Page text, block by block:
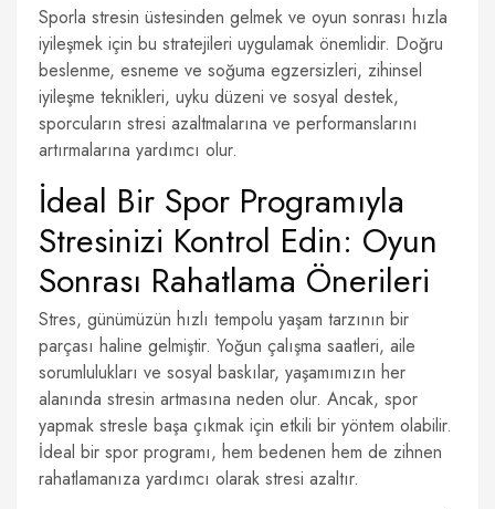
Sporla stresin üstesinden gelmek ve oyun sonrası hızla
iyileşmek için bu stratejileri uygulamak önemlidir. Doğru
beslenme, esneme ve soğuma egzersizleri, zihinsel
iyileşme teknikleri, uyku düzeni ve sosyal destek,
sporcuların stresi azaltmalarına ve performanslarını
artırmalarına yardımcı olur.
İdeal Bir Spor Programıyla
Stresinizi Kontrol Edin: Oyun
Sonrası Rahatlama Önerileri
Stres, günümüzün hızlı tempolu yaşam tarzının bir
parçası haline gelmiştir. Yoğun çalışma saatleri, aile
sorumlulukları ve sosyal baskılar, yaşamımızın her
alanında stresin artmasına neden olur. Ancak, spor
yapmak stresle başa çıkmak için etkili bir yöntem olabilir.
İdeal bir spor programı, hem bedenen hem de zihnen
rahatlamanıza yardımcı olarak stresi azaltır.